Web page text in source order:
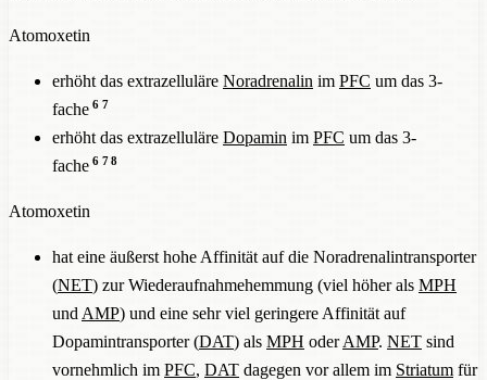
Atomoxetin
erhöht das extrazelluläre Noradrenalin im PFC um das 3-
fache 6 7
erhöht das extrazelluläre Dopamin im PFC um das 3-
fache 6 7 8
Atomoxetin
hat eine äußerst hohe Affinität auf die Noradrenalintransporter
(NET) zur Wiederaufnahmehemmung (viel höher als MPH
und AMP) und eine sehr viel geringere Affinität auf
Dopamintransporter (DAT) als MPH oderAMP. NET sind
vornehmlich im PFC, DAT dagegen vor allem im Striatum für